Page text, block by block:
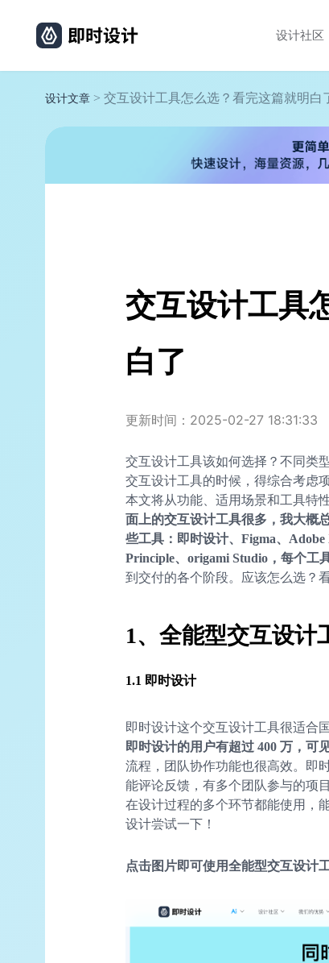
设计社区
设计文章 > 交互设计工具怎么选？看完这篇就明白
交互设计工具
白了
更新时间：2025-02-27 18:31:33
交互设计工具该如何选择？不同类
交互设计工具的时候，得综合考虑
本文将从功能、适用场景和工具特
面上的交互设计工具很多，我大概
些工具：即时设计、Figma、
Principle、origami Studio，每个工
到交付的各个阶段。应该怎么选？
1、 全能型交互设计
1.1 即时设计
即时设计这个交互设计工具很适合
即时设计的用户有超过 400 万，可
流程，团队协作功能也很高效。即
能评论反馈，有多个团队参与的项
在设计过程的多个环节都能使用，
设计尝试一下！
点击图片即可使用全能型交互设计